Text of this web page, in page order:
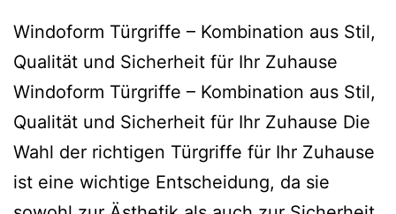
Windoform Türgriffe – Kombination aus Stil,
Qualität und Sicherheit für Ihr Zuhause
Windoform Türgriffe – Kombination aus Stil,
Qualität und Sicherheit für Ihr Zuhause Die
Wahl der richtigen Türgriffe für Ihr Zuhause
ist eine wichtige Entscheidung, da sie